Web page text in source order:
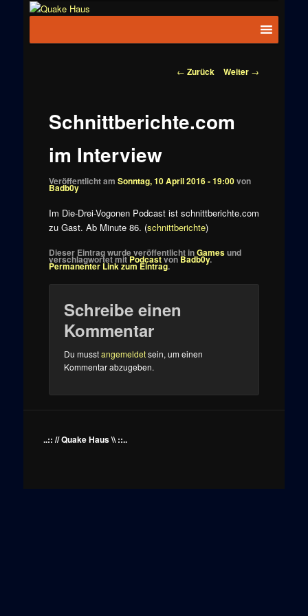
News zu
Beitragsnavigation
← Zurück Weiter →
Schnittberichte.com
im Interview
Veröffentlicht am Sonntag, 10 April 2016 - 19:00von
Badb0y
Im Die-Drei-Vogonen Podcast ist schnittberichte.com
zu Gast. Ab Minute 86. (schnittberichte)
Dieser Eintrag wurde veröffentlicht inGamesund
verschlagwortet mitPodcastvonBadb0y.
Permanenter Link zum Eintrag.
Schreibe einen
Kommentar
Du musstangemeldetsein, um einen
Kommentar abzugeben.
..:: // Quake Haus \\ ::..